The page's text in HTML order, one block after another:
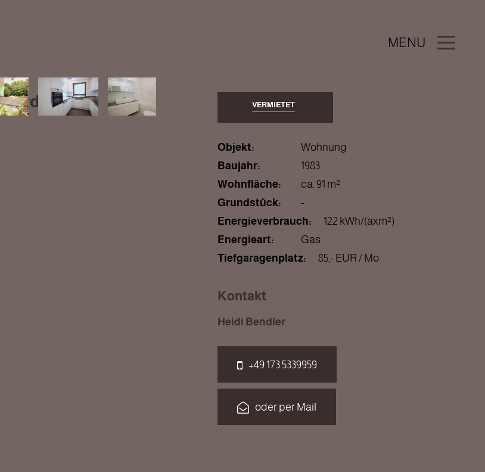
MENU
VERMIETET
Objekt:
Wohnung
Baujahr:
1983
Wohnfläche:
ca. 91 m²
Grundstück:
-
Energieverbrauch:
122 kWh/(axm²)
Energieart:
Gas
Tiefgaragenplatz:
85,- EUR / Mo
Kontakt
Heidi Bendler
+49 173 5339959
oder per Mail